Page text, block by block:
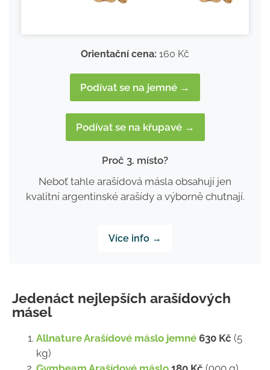
Orientační cena: 160 Kč
Podívat se na jemné →
Podívat se na křupavé →
Proč 3. místo?
Neboť tahle arašídová másla obsahují jen
kvalitní argentinské arašídy a výborně chutnají.
Více info →
Jedenáct nejlepších arašídových
másel
Allnature Arašídové máslo jemné 630 Kč (5
kg)